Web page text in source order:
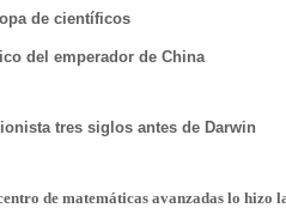
de científicos
del emperador de China
tres siglos antes de Darwin
de matemáticas avanzadas lo hizo